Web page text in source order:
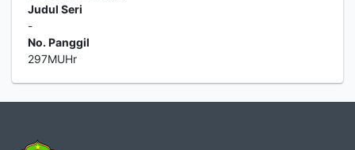
Judul Seri
-
No. Panggil
297MUHr